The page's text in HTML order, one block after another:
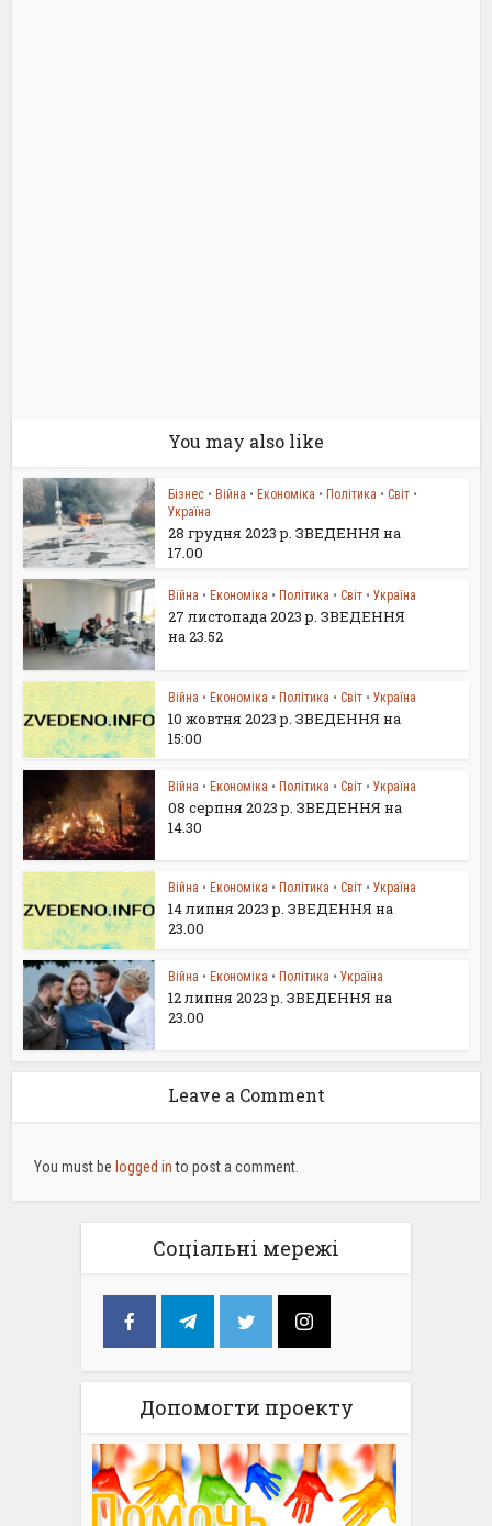
You may also like
Бізнес • Війна • Економіка • Політика • Світ •
Україна
28 грудня 2023 р. ЗВЕДЕННЯ на
17.00
Війна • Економіка • Політика • Світ • Україна
27 листопада 2023 р. ЗВЕДЕННЯ
на 23.52
Війна • Економіка • Політика • Світ • Україна
10 жовтня 2023 р. ЗВЕДЕННЯ на
15:00
Війна • Економіка • Політика • Світ • Україна
08 серпня 2023 р. ЗВЕДЕННЯ на
14.30
Війна • Економіка • Політика • Світ • Україна
14 липня 2023 р. ЗВЕДЕННЯ на
23.00
Війна • Економіка • Політика • Україна
12 липня 2023 р. ЗВЕДЕННЯ на
23.00
Leave a Comment
You must be logged into post a comment.
Соціальні мережі
Допомогти проекту